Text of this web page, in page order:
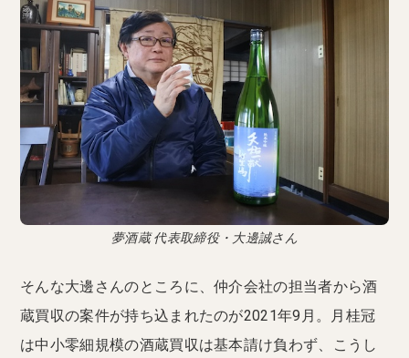
夢酒蔵 代表取締役・大邊誠さん
そんな大邊さんのところに、仲介会社の担当者から酒
蔵買収の案件が持ち込まれたのが2021年9月。月桂冠
は中小零細規模の酒蔵買収は基本請け負わず、こうし